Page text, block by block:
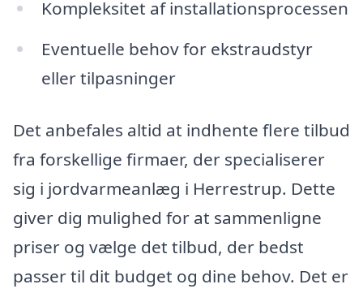
Kompleksitet af installationsprocessen
Eventuelle behov for ekstraudstyr
eller tilpasninger
Det anbefales altid at indhente flere tilbud
fra forskellige firmaer, der specialiserer
sig i jordvarmeanlæg i Herrestrup. Dette
giver dig mulighed for at sammenligne
priser og vælge det tilbud, der bedst
passer til dit budget og dine behov. Det er